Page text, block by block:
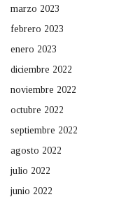
marzo 2023
febrero 2023
enero 2023
diciembre 2022
noviembre 2022
octubre 2022
septiembre 2022
agosto 2022
julio 2022
junio 2022